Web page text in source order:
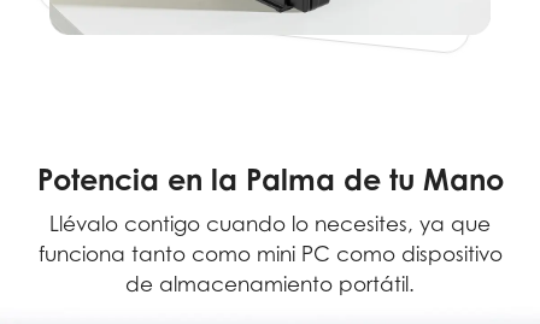
Potencia en la Palma de tu Mano
Llévalo contigo cuando lo necesites, ya que
funciona tanto como mini PC como dispositivo
de almacenamiento portátil.